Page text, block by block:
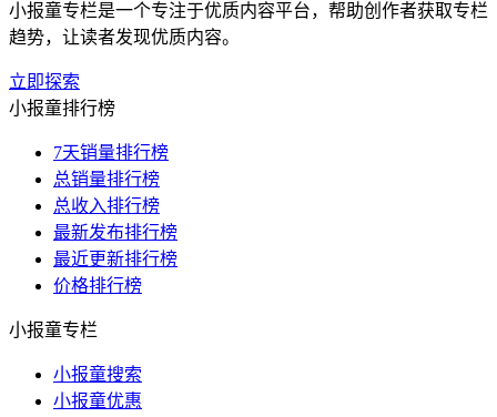
小报童专栏是一个专注于优质内容平台，帮助创作者获取专栏
趋势，让读者发现优质内容。
立即探索
小报童排行榜
7天销量排行榜
总销量排行榜
总收入排行榜
最新发布排行榜
最近更新排行榜
价格排行榜
小报童专栏
小报童搜索
小报童优惠